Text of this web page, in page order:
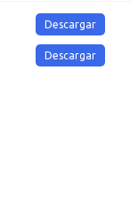
Descargar
Descargar